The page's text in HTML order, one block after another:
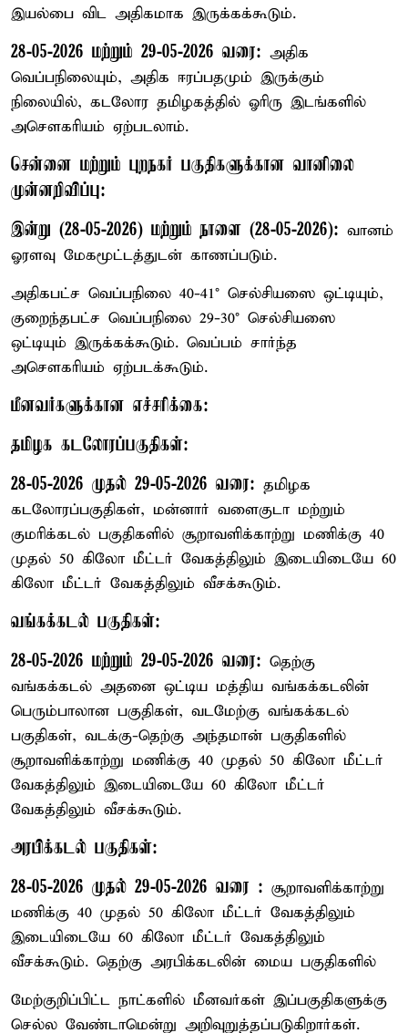
இயல்பை விட அதிகமாக இருக்கக்கூடும்.
28-05-2026 மற்றும் 29-05-2026 வரை: அதிக
வெப்பநிலையும், அதிக ஈரப்பதமும் இருக்கும்
நிலையில், கடலோர தமிழகத்தில் ஓரிரு இடங்களில்
அசௌகரியம் ஏற்படலாம்.
சென்னை மற்றும் புறநகர் பகுதிகளுக்கான வானிலை
முன்னறிவிப்பு:
இன்று (28-05-2026) மற்றும் நாளை (28-05-2026): வானம்
ஓரளவு மேகமூட்டத்துடன் காணப்படும்.
அதிகபட்ச வெப்பநிலை 40-41° செல்சியஸை ஒட்டியும்,
குறைந்தபட்ச வெப்பநிலை 29-30° செல்சியஸை
ஒட்டியும் இருக்கக்கூடும். வெப்பம் சார்ந்த
அசௌகரியம் ஏற்படக்கூடும்.
மீனவர்களுக்கான எச்சரிக்கை:
தமிழக கடலோரப்பகுதிகள்:
28-05-2026 முதல் 29-05-2026 வரை: தமிழக
கடலோரப்பகுதிகள், மன்னார் வளைகுடா மற்றும்
குமரிக்கடல் பகுதிகளில் சூறாவளிக்காற்று மணிக்கு 40
முதல் 50 கிலோ மீட்டர் வேகத்திலும் இடையிடையே 60
கிலோ மீட்டர் வேகத்திலும் வீசக்கூடும்.
வங்கக்கடல் பகுதிகள்:
28-05-2026 மற்றும் 29-05-2026 வரை: தெற்கு
வங்கக்கடல் அதனை ஒட்டிய மத்திய வங்கக்கடலின்
பெரும்பாலான பகுதிகள், வடமேற்கு வங்கக்கடல்
பகுதிகள், வடக்கு-தெற்கு அந்தமான் பகுதிகளில்
சூறாவளிக்காற்று மணிக்கு 40 முதல் 50 கிலோ மீட்டர்
வேகத்திலும் இடையிடையே 60 கிலோ மீட்டர்
வேகத்திலும் வீசக்கூடும்.
அரபிக்கடல் பகுதிகள்:
28-05-2026 முதல் 29-05-2026 வரை : சூறாவளிக்காற்று
மணிக்கு 40 முதல் 50 கிலோ மீட்டர் வேகத்திலும்
இடையிடையே 60 கிலோ மீட்டர் வேகத்திலும்
வீசக்கூடும். தெற்கு அரபிக்கடலின் மைய பகுதிகளில்
மேற்குறிப்பிட்ட நாட்களில் மீனவர்கள் இப்பகுதிகளுக்கு
செல்ல வேண்டாமென்று அறிவுறுத்தப்படுகிறார்கள்.